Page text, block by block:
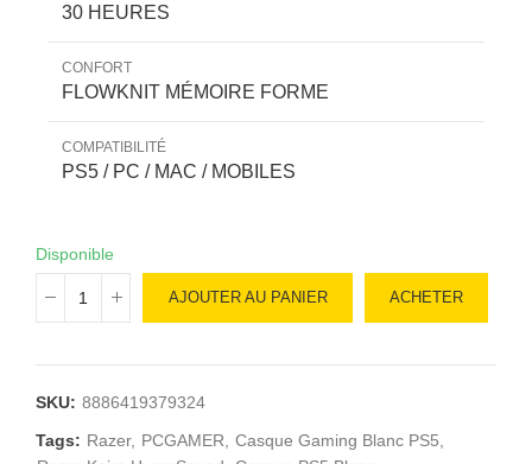
30 HEURES
CONFORT
FLOWKNIT MÉMOIRE FORME
COMPATIBILITÉ
PS5 / PC / MAC / MOBILES
Disponible
AJOUTER AU PANIER ACHETER
SKU: 8886419379324
Tags: Razer PCGAMER
Casque Gaming Blanc PS5